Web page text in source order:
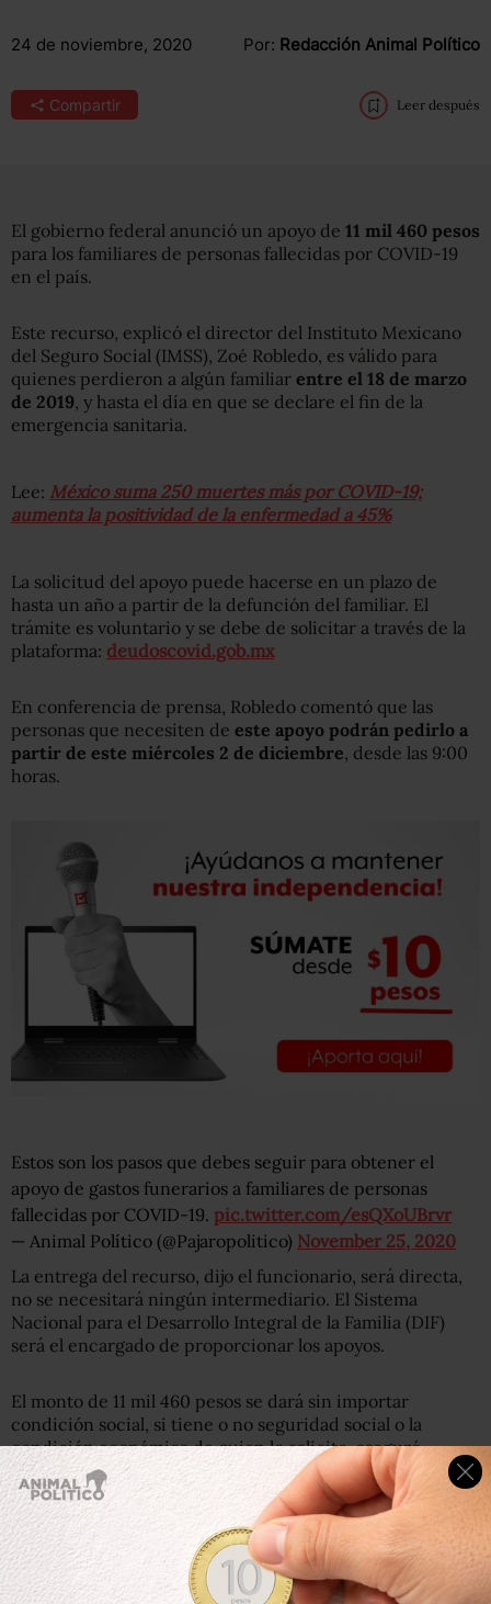
24 de noviembre, 2020 Por: Redacción Animal Político
Compartir Leer después
El gobierno federal anunció un apoyo de 11 mil 460 pesos
para los familiares de personas fallecidas por COVID-19
en el país.
Este recurso, explicó el director del Instituto Mexicano
del Seguro Social (IMSS), Zoé Robledo, es válido para
quienes perdieron a algún familiar entre el 18 de marzo
de 2019, y hasta el día en que se declare el fin de la
emergencia sanitaria.
Lee: México suma 250 muertes más por COVID-19;
aumenta la positividad de la enfermedad a 45%
La solicitud del apoyo puede hacerse en un plazo de
hasta un año a partir de la defunción del familiar. El
trámite es voluntario y se debe de solicitar a través de la
plataforma: deudoscovid.gob.mx
En conferencia de prensa, Robledo comentó que las
personas que necesiten de este apoyo podrán pedirlo a
partir de este miércoles 2 de diciembre, desde las 9:00
horas.
Estos son los pasos que debes seguir para obtener el
apoyo de gastos funerarios a familiares de personas
fallecidas por COVID-19. pic.twitter.com/esQXoUBrvr
— Animal Político (@Pajaropolitico) November 25, 2020
La entrega del recurso, dijo el funcionario, será directa,
no se necesitará ningún intermediario. El Sistema
Nacional para el Desarrollo Integral de la Familia (DIF)
será el encargado de proporcionar los apoyos.
El monto de 11 mil 460 pesos se dará sin importar
condición social, si tiene o no seguridad social o la
condición económica de quien lo solicite, aseguró
Robledo.
Sólo será posible entregar un apoyo por cada persona
fallecida, agregó el funcionario.